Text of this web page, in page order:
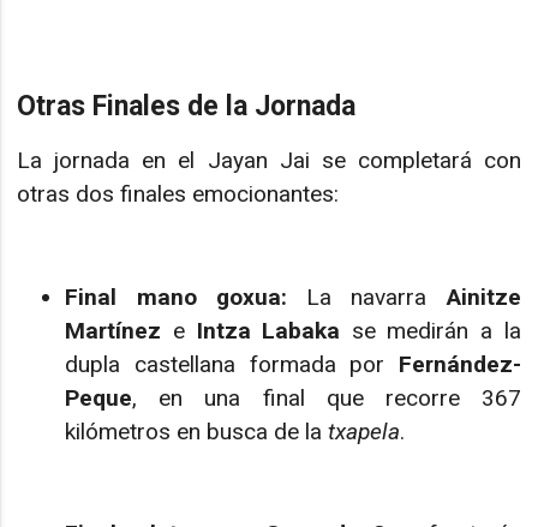
Otras Finales de la Jornada
La jornada en el Jayan Jai se completará con
otras dos finales emocionantes:
Final mano goxua: La navarraAinitze
Martínez e Intza Labaka se medirán a la
dupla castellana formada por Fernández-
Peque, en una final que recorre 367
kilómetros en busca de latxapela.